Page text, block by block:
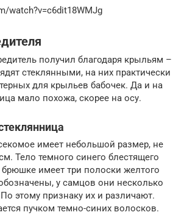
watch?v=c6dit18WMJg
получил благодаря крыльям –
стеклянными, на них практически
для крыльев бабочек. Да и на
мало похожа, скорее на осу.
имеет небольшой размер, не
Тело темного синего блестящего
имеет три полоски желтого
у самцов они несколько
этому признаку их и различают.
пучком темно-синих волосков.